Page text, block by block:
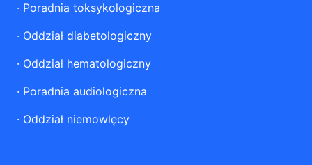
· Poradnia toksykologiczna
· Oddział diabetologiczny
· Oddział hematologiczny
· Poradnia audiologiczna
· Oddział niemowlęcy